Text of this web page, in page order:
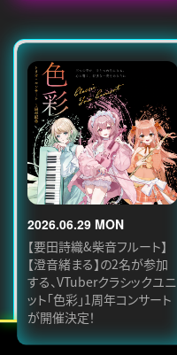
2026.06.29 MON
【要田詩織&柴音フルート】
【澄音緒まる】の2名が参加
する、VTuberクラシックユニ
ット「色彩」1周年コンサート
が開催決定！